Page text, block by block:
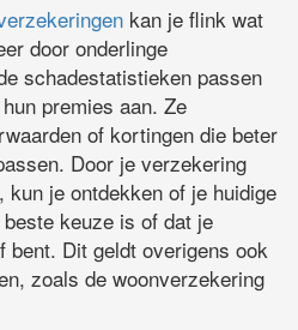
kan je flink wat
door onderlinge
schadestatistieken passen
premies aan. Ze
of kortingen die beter
Door je verzekering
je ontdekken of je huidige
keuze is of dat je
bent. Dit geldt overigens ook
zoals de woonverzekering